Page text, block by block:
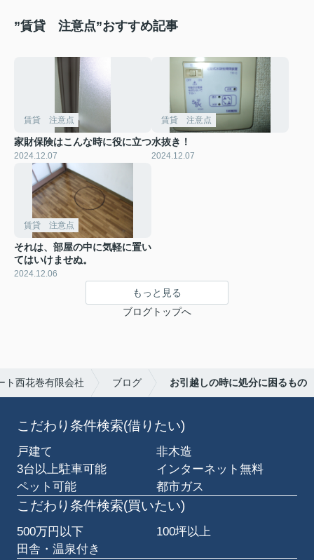
”賃貸 注意点”おすすめ記事
賃貸 注意点
家財保険はこんな時に役に立つ
2024.12.07
賃貸 注意点
水抜き！
2024.12.07
賃貸 注意点
それは、部屋の中に気軽に置い
てはいけませぬ。
2024.12.06
もっと見る
ブログトップへ
ト西花巻有限会社 ブログ お引越しの時に処分に困るもの
こだわり条件検索(借りたい)
戸建て
非木造
3台以上駐車可能
インターネット無料
ペット可能
都市ガス
こだわり条件検索(買いたい)
500万円以下
100坪以上
田舎・温泉付き